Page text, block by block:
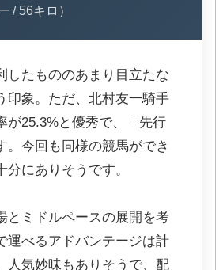
/ 56キロ）
したもののあまり目立たな
印象。ただ、北村友一騎手
が25.3%と優秀で、「先行
。今回も同様の競馬ができ
分にありそうです。
とミドルペースの展開を考
運べるアドバンテージは計
人気妙味もありそうで、配